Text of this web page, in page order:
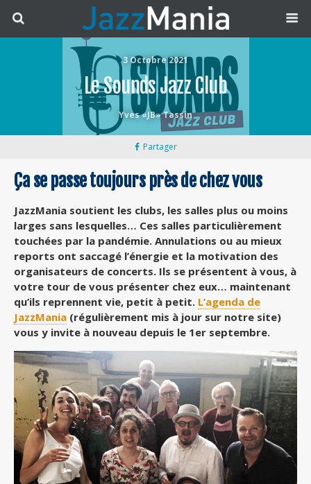
3 Octobre 2021
Le Sounds Jazz Club
Yves «JB» Tassin
Partager
Ça se passe toujours près de chez vous
JazzMania soutient les clubs, les salles plus ou moins
larges sans lesquelles… Ces salles particulièrement
touchées par la pandémie. Annulations ou au mieux
reports ont saccagé l’énergie et la motivation des
organisateurs de concerts. Ils se présentent à vous, à
votre tour de vous présenter chez eux… maintenant
qu’ils reprennent vie, petit à petit. L’agenda de
JazzMania (régulièrement mis à jour sur notre site)
vous y invite à nouveau depuis le 1er septembre.